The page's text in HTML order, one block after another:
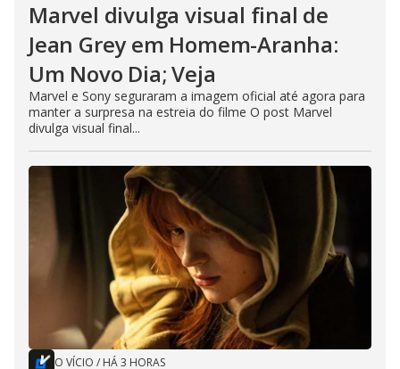
Marvel divulga visual final de
Jean Grey em Homem-Aranha:
Um Novo Dia; Veja
Marvel e Sony seguraram a imagem oficial até agora para
manter a surpresa na estreia do filme O post Marvel
divulga visual final...
O VÍCIO / HÁ 3 HORAS